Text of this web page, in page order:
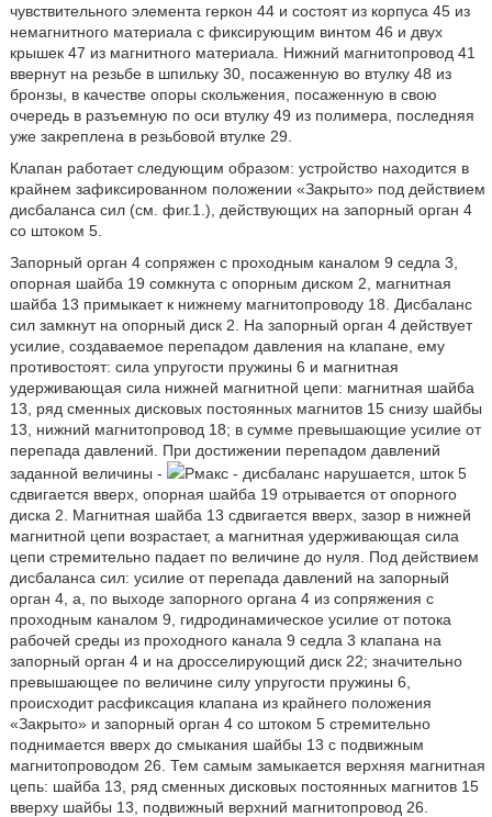
чувствительного элемента геркон 44 и состоят из корпуса 45 из
немагнитного материала с фиксирующим винтом 46 и двух
крышек 47 из магнитного материала. Нижний магнитопровод 41
ввернут на резьбе в шпильку 30, посаженную во втулку 48 из
бронзы, в качестве опоры скольжения, посаженную в свою
очередь в разъемную по оси втулку 49 из полимера, последняя
уже закреплена в резьбовой втулке 29.
Клапан работает следующим образом: устройство находится в
крайнем зафиксированном положении «Закрыто» под действием
дисбаланса сил (см. фиг.1.), действующих на запорный орган 4
со штоком 5.
Запорный орган 4 сопряжен с проходным каналом 9 седла 3,
опорная шайба 19 сомкнута с опорным диском 2, магнитная
шайба 13 примыкает к нижнему магнитопроводу 18. Дисбаланс
сил замкнут на опорный диск 2. На запорный орган 4 действует
усилие, создаваемое перепадом давления на клапане, ему
противостоят: сила упругости пружины 6 и магнитная
удерживающая сила нижней магнитной цепи: магнитная шайба
13, ряд сменных дисковых постоянных магнитов 15 снизу шайбы
13, нижний магнитопровод 18; в сумме превышающие усилие от
перепада давлений. При достижении перепадом давлений
заданной величины -
Рмакс - дисбаланс нарушается, шток 5
сдвигается вверх, опорная шайба 19 отрывается от опорного
диска 2. Магнитная шайба 13 сдвигается вверх, зазор в нижней
магнитной цепи возрастает, а магнитная удерживающая сила
цепи стремительно падает по величине до нуля. Под действием
дисбаланса сил: усилие от перепада давлений на запорный
орган 4, а, по выходе запорного органа 4 из сопряжения с
проходным каналом 9, гидродинамическое усилие от потока
рабочей среды из проходного канала 9 седла 3 клапана на
запорный орган 4 и на дросселирующий диск 22; значительно
превышающее по величине силу упругости пружины 6,
происходит расфиксация клапана из крайнего положения
«Закрыто» и запорный орган 4 со штоком 5 стремительно
поднимается вверх до смыкания шайбы 13 с подвижным
магнитопроводом 26. Тем самым замыкается верхняя магнитная
цепь: шайба 13, ряд сменных дисковых постоянных магнитов 15
вверху шайбы 13, подвижный верхний магнитопровод 26.